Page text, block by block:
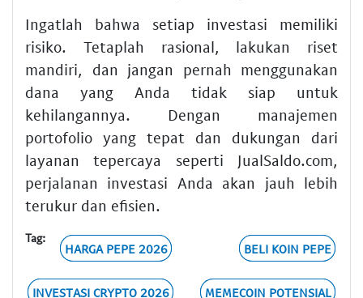
Ingatlah bahwa setiap investasi memiliki
risiko. Tetaplah rasional, lakukan riset
mandiri, dan jangan pernah menggunakan
dana yang Anda tidak siap untuk
kehilangannya. Dengan manajemen
portofolio yang tepat dan dukungan dari
layanan tepercaya seperti JualSaldo.com,
perjalanan investasi Anda akan jauh lebih
terukur dan efisien.
Tag:
HARGA PEPE 2026 BELI KOIN PEPE
INVESTASI CRYPTO 2026 MEMECOIN POTENSIAL